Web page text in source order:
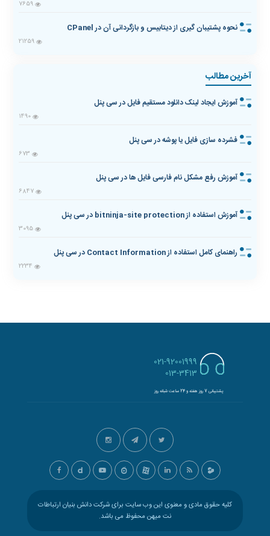
7659
نحوه پشتیبان گیری از دیتابیس و بازگردانی آن در CPanel
21259
آخرین مطالب
آموزش ایجاد لینک دانلود مستقیم فایل در سی پنل
1490
فشرده سازی فایل یا پوشه در سی پنل
673
آموزش رفع مشکل نام فارسی فایل ها در سی پنل
6847
آموزش استفاده از bitninja-site protection در سی پنل
3095
راهنمای کامل استفاده از Contact Information در سی پنل
2234
021-92001999
013-3413
پشتیبانی 7 روز هفته و 24 ساعت شبانه روز
کلیه حقوق مادی و معنوی این وب سایت برای شرکت دانش بنیان ارتباطات
نت میهن محفوظ می باشد.